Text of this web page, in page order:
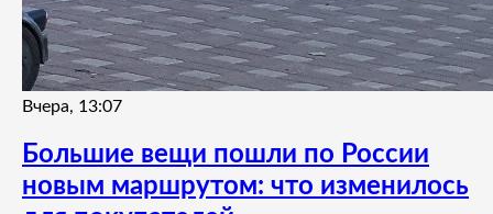
Вчера, 13:07
Большие вещи пошли по России
новым маршрутом: что изменилось